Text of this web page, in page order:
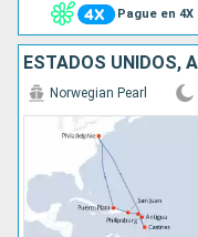
Pague en 4X
Norwegian Pearl